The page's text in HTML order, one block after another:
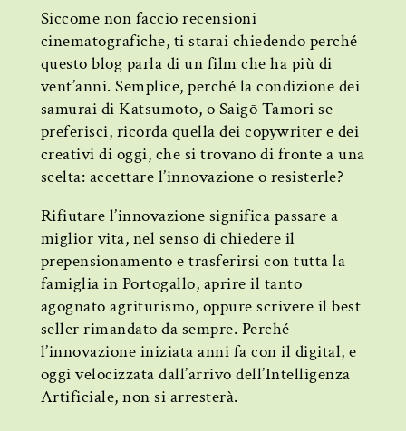
Siccome non faccio recensioni
cinematografiche, ti starai chiedendo perché
questo blog parla di un film che ha più di
vent’anni. Semplice, perché la condizione dei
samurai di Katsumoto, o Saigō Tamori se
preferisci, ricorda quella dei copywriter e dei
creativi di oggi, che si trovano di fronte a una
scelta: accettare l’innovazione o resisterle?
Rifiutare l’innovazione significa passare a
miglior vita, nel senso di chiedere il
prepensionamento e trasferirsi con tutta la
famiglia in Portogallo, aprire il tanto
agognato agriturismo, oppure scrivere il best
seller rimandato da sempre. Perché
l’innovazione iniziata anni fa con il digital, e
oggi velocizzata dall’arrivo dell’Intelligenza
Artificiale, non si arresterà.